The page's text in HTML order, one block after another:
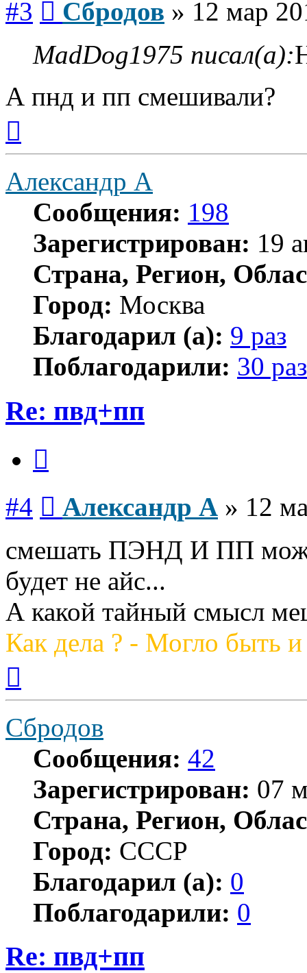
#3 Сбродов » 12 мар
MadDog1975 писал(а):
А пнд и пп смешивали?
началу
Александр А
Сообщения: 198
Зарегистрирован: 19
Страна, Регион,
Город: Москва
Благодарил (а): 9 раз
Поблагодарили: 30 раз
Re: пвд+пп
#4 Александр А » 12
смешать ПЭНД И ПП
будет не айс...
А какой тайный смысл
Как дела ? - Могло быть
началу
Сбродов
Сообщения: 42
Зарегистрирован: 07
Страна, Регион,
Город: СССР
Благодарил (а): 0
Поблагодарили: 0
Re: пвд+пп